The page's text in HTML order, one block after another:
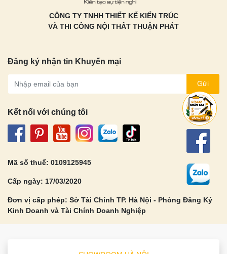
CÔNG TY TNHH THIẾT KẾ KIẾN TRÚC
VÀ THI CÔNG NỘI THẤT THUẬN PHÁT
Đăng ký nhận tin Khuyến mại
Gửi
Kết nối với chúng tôi
Mã số thuế: 0109125945
Cấp ngày: 17/03/2020
Đơn vị cấp phép: Sở Tài Chính TP. Hà Nội - Phòng Đăng Ký
Kinh Doanh và Tài Chính Doanh Nghiệp